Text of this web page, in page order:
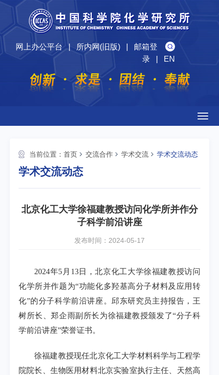
网上办公平台|所内网(旧版)| 邮箱登
录| EN
当前位置： 首页 交流合作 学术交流 学术交流动态
学术交流动态
北京化工大学徐福建教授访问化学所并作分
子科学前沿讲座
发布时间：2024-05-17
2024年5月13日，北京化工大学徐福建教授访问
化学所并作题为“功能化多羟基高分子材料及应用转
化”的分子科学前沿讲座。邱东研究员主持报告，王
树所长、郑企雨副所长为徐福建教授颁发了“分子科
学前沿讲座”荣誉证书。
徐福建教授现任北京化工大学材料科学与工程学
院院长、生物医用材料北京实验室执行主任、天然高